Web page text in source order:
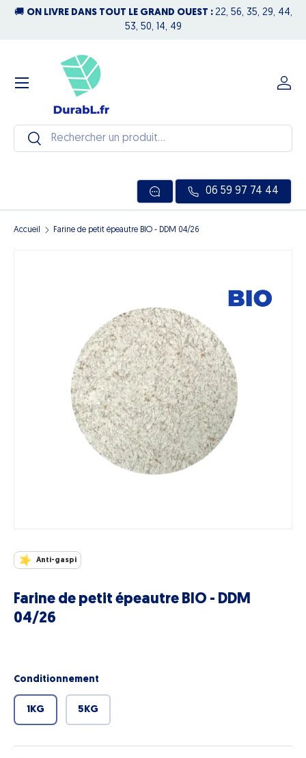
🚚 ON LIVRE DANS TOUT LE GRAND OUEST : 22, 56, 35, 29, 44,
53, 50, 14, 49
Recherche
Rechercher
06 59 97 74 44
Se
Menu
Accueil Farine de petit épeautre BIO - DDM 04/26
Anti-gaspi
Farine de petit épeautre BIO - DDM
04/26
Conditionnement
1KG 5KG